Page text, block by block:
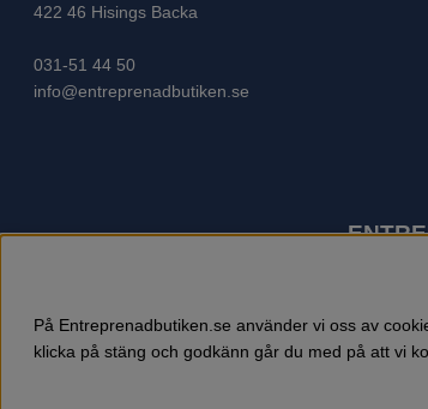
422 46 Hisings Backa
031-51 44 50
info@entreprenadbutiken.se
Husqvarna är världens största tillverkare
På Entreprenadbutiken.se använder vi oss av
klicka på stäng och godkänn går du med på att vi